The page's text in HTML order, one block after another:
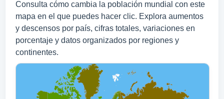
Consulta cómo cambia la población mundial con este
mapa en el que puedes hacer clic. Explora aumentos
y descensos por país, cifras totales, variaciones en
porcentaje y datos organizados por regiones y
continentes.